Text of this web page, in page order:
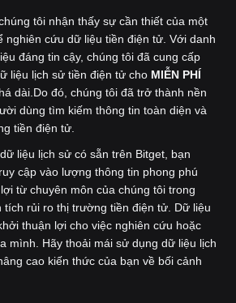
tôi nhận thấy sự cần thiết của một
nghiên cứu dữ liệu tiền điện tử. Với danh
đáng tin cậy, chúng tôi đã cung cấp
liệu lịch sử tiền điện tử cho MIỄN PHÍ
dài. Do đó, chúng tôi đã trở thành nền
dùng tìm kiếm thông tin toàn diện và
tiền điện tử.
liệu lịch sử có sẵn trên Bitget, bạn
cập vào lượng thông tin phong phú
từ chuyên môn của chúng tôi trong
tích rủi ro thị trường tiền điện tử. Dữ liệu
thuận lợi cho việc nghiên cứu hoặc
mình. Hãy thoải mái sử dụng dữ liệu lịch
cao kiến thức của bạn về bối cảnh